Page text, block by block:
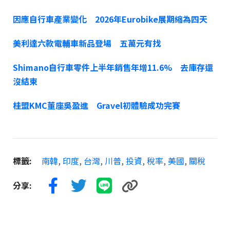
因應自行車產業變化 2026年Eurobike展期縮為四天
美利達六款電輔車新品登場 五萬元有找
Shimano自行車零件上半年銷售年增11.6% 去庫存還
沒結束
桂盟KMC董座吳盈進 Gravel初體驗成功完賽
標籤: 南韓, 印度, 台灣, 川普, 投資, 稅率, 美國, 關稅
分享: